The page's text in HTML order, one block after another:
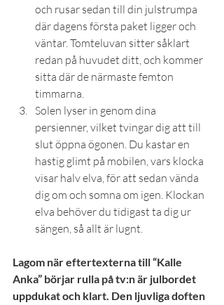
och rusar sedan till din julstrumpa
där dagens första paket ligger och
väntar. Tomteluvan sitter såklart
redan på huvudet ditt, och kommer
sitta där de närmaste femton
timmarna.
Solen lyser in genom dina
persienner, vilket tvingar dig att till
slut öppna ögonen. Du kastar en
hastig glimt på mobilen, vars klocka
visar halv elva, för att sedan vända
dig om och somna om igen. Klockan
elva behöver du tidigast ta dig ur
sängen, så allt är lugnt.
Lagom när eftertexterna till “Kalle
Anka” börjar rulla på tv:n är julbordet
uppdukat och klart. Den ljuvliga doften